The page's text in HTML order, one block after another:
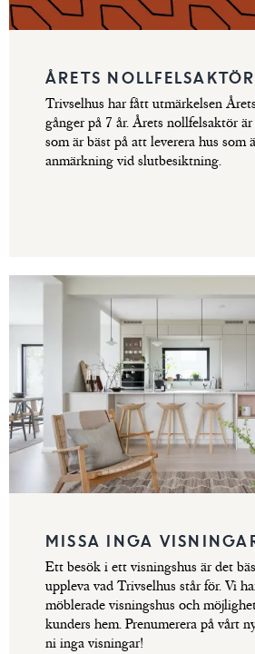
ÅRETS NOLLFELSAKTÖR
Trivselhus har fått utmärkelsen
gånger på 7 år. Årets nollfelsaktör
som är bäst på att leverera hus som
anmärkning vid slutbesiktning.
MISSA INGA
Ett besök i ett visningshus är det
uppleva vad Trivselhus står för. Vi
möblerade visningshus och
kunders hem. Prenumerera på vårt
ni inga visningar!